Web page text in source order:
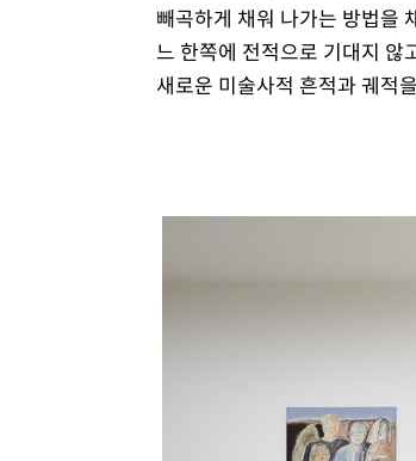
빼곡하게 채워 나가는 방법을
느 한쪽에 전적으로 기대지 않
새로운 미술사적 흔적과 궤적